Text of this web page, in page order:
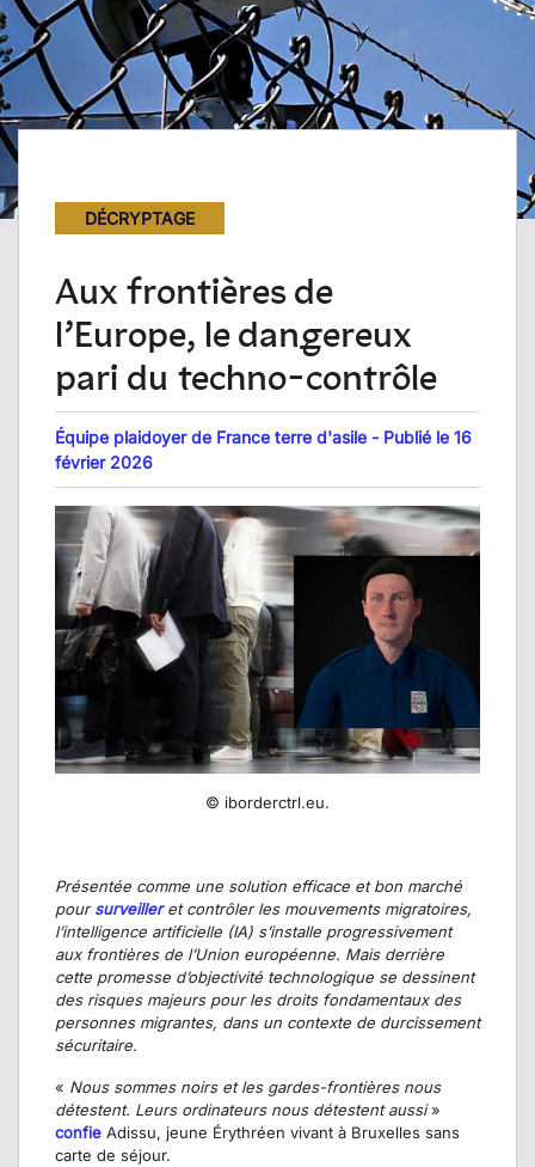
DÉCRYPTAGE
Aux frontières de
l’Europe, le dangereux
pari du techno-contrôle
Équipe plaidoyer de France terre d'asile - Publié le 16
février 2026
© iborderctrl.eu.
Présentée comme une solution efficace et bon marché
poursurveilleret contrôler les mouvements migratoires,
l’intelligence artificielle (IA) s’installe progressivement
aux frontières de l’Union européenne. Mais derrière
cette promesse d’objectivité technologique se dessinent
des risques majeurs pour les droits fondamentaux des
personnes migrantes, dans un contexte de durcissement
sécuritaire.
« Nous sommes noirs et les gardes-frontières nous
détestent. Leurs ordinateurs nous détestent aussi»
confie Adissu, jeune Érythréen vivant à Bruxelles sans
carte de séjour.